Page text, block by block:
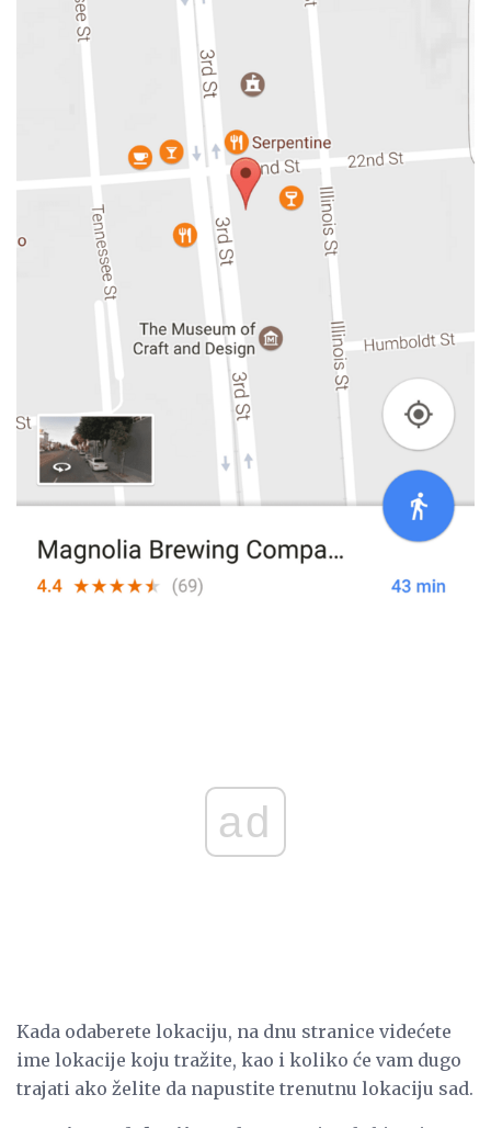
ad
Kada odaberete lokaciju, na dnu stranice videćete
ime lokacije koju tražite, kao i koliko će vam dugo
trajati ako želite da napustite trenutnu lokaciju sad.